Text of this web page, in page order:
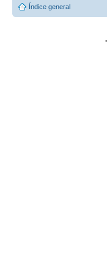
Índice general